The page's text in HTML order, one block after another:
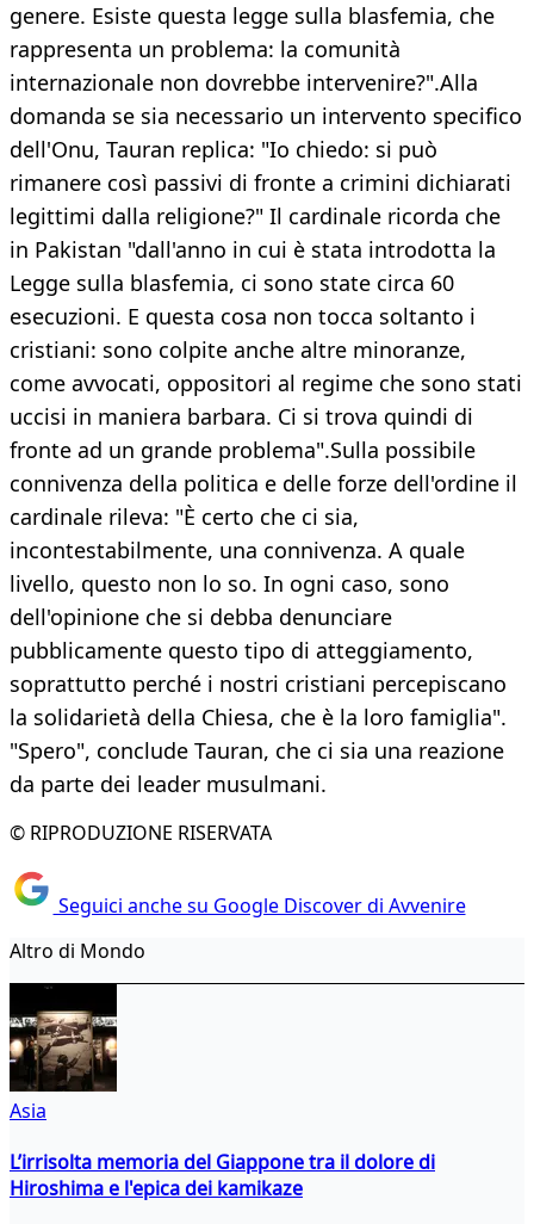
genere. Esiste questa legge sulla blasfemia, che
rappresenta un problema: la comunità
internazionale non dovrebbe intervenire?".Alla
domanda se sia necessario un intervento specifico
dell'Onu, Tauran replica: "Io chiedo: si può
rimanere così passivi di fronte a crimini dichiarati
legittimi dalla religione?" Il cardinale ricorda che
in Pakistan "dall'anno in cui è stata introdotta la
Legge sulla blasfemia, ci sono state circa 60
esecuzioni. E questa cosa non tocca soltanto i
cristiani: sono colpite anche altre minoranze,
come avvocati, oppositori al regime che sono stati
uccisi in maniera barbara. Ci si trova quindi di
fronte ad un grande problema".Sulla possibile
connivenza della politica e delle forze dell'ordine il
cardinale rileva: "È certo che ci sia,
incontestabilmente, una connivenza. A quale
livello, questo non lo so. In ogni caso, sono
dell'opinione che si debba denunciare
pubblicamente questo tipo di atteggiamento,
soprattutto perché i nostri cristiani percepiscano
la solidarietà della Chiesa, che è la loro famiglia".
"Spero", conclude Tauran, che ci sia una reazione
da parte dei leader musulmani.
© RIPRODUZIONE RISERVATA
Seguici anche su Google Discover di Avvenire
Altro di Mondo
Asia
L’irrisolta memoria del Giappone tra il dolore di
Hiroshima e l'epica dei kamikaze